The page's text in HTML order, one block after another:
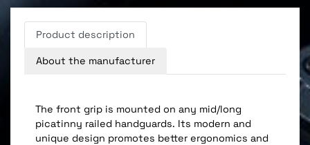
Product description
About the manufacturer
The front grip is mounted on any mid/long
picatinny railed handguards. Its modern and
unique design promotes better ergonomics and